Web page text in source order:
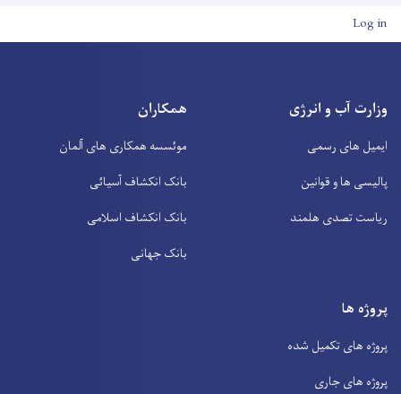
User account menu
Log in
وزارت آب و انرژی
ایمیل های رسمی
پالیسی ها و قوانین
ریاست تصدی هلمند
همکاران
موئسسه همکاری های آلمان
بانک انکشاف آسیائی
بانک انکشاف اسلامی
بانک جهانی
پروژه ها
پروژه های تکمیل شده
پروژه های جاری